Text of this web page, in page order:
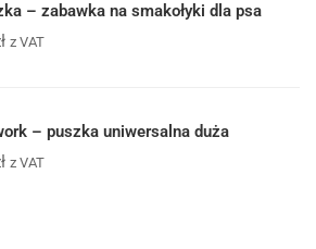
– zabawka na smakołyki dla psa
z VAT
– puszka uniwersalna duża
z VAT